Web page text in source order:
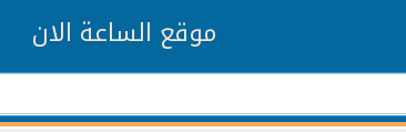
موقع الساعة الان